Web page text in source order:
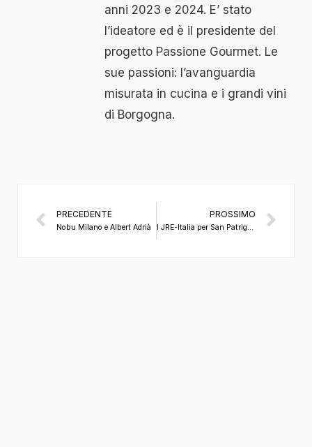
anni 2023 e 2024. E’ stato
l’ideatore ed è il presidente del
progetto Passione Gourmet. Le
sue passioni: l’avanguardia
misurata in cucina e i grandi vini
di Borgogna.
PRECEDENTE
Nobu Milano e Albert Adrià
PROSSIMO
I JRE-Italia per San Patrignano